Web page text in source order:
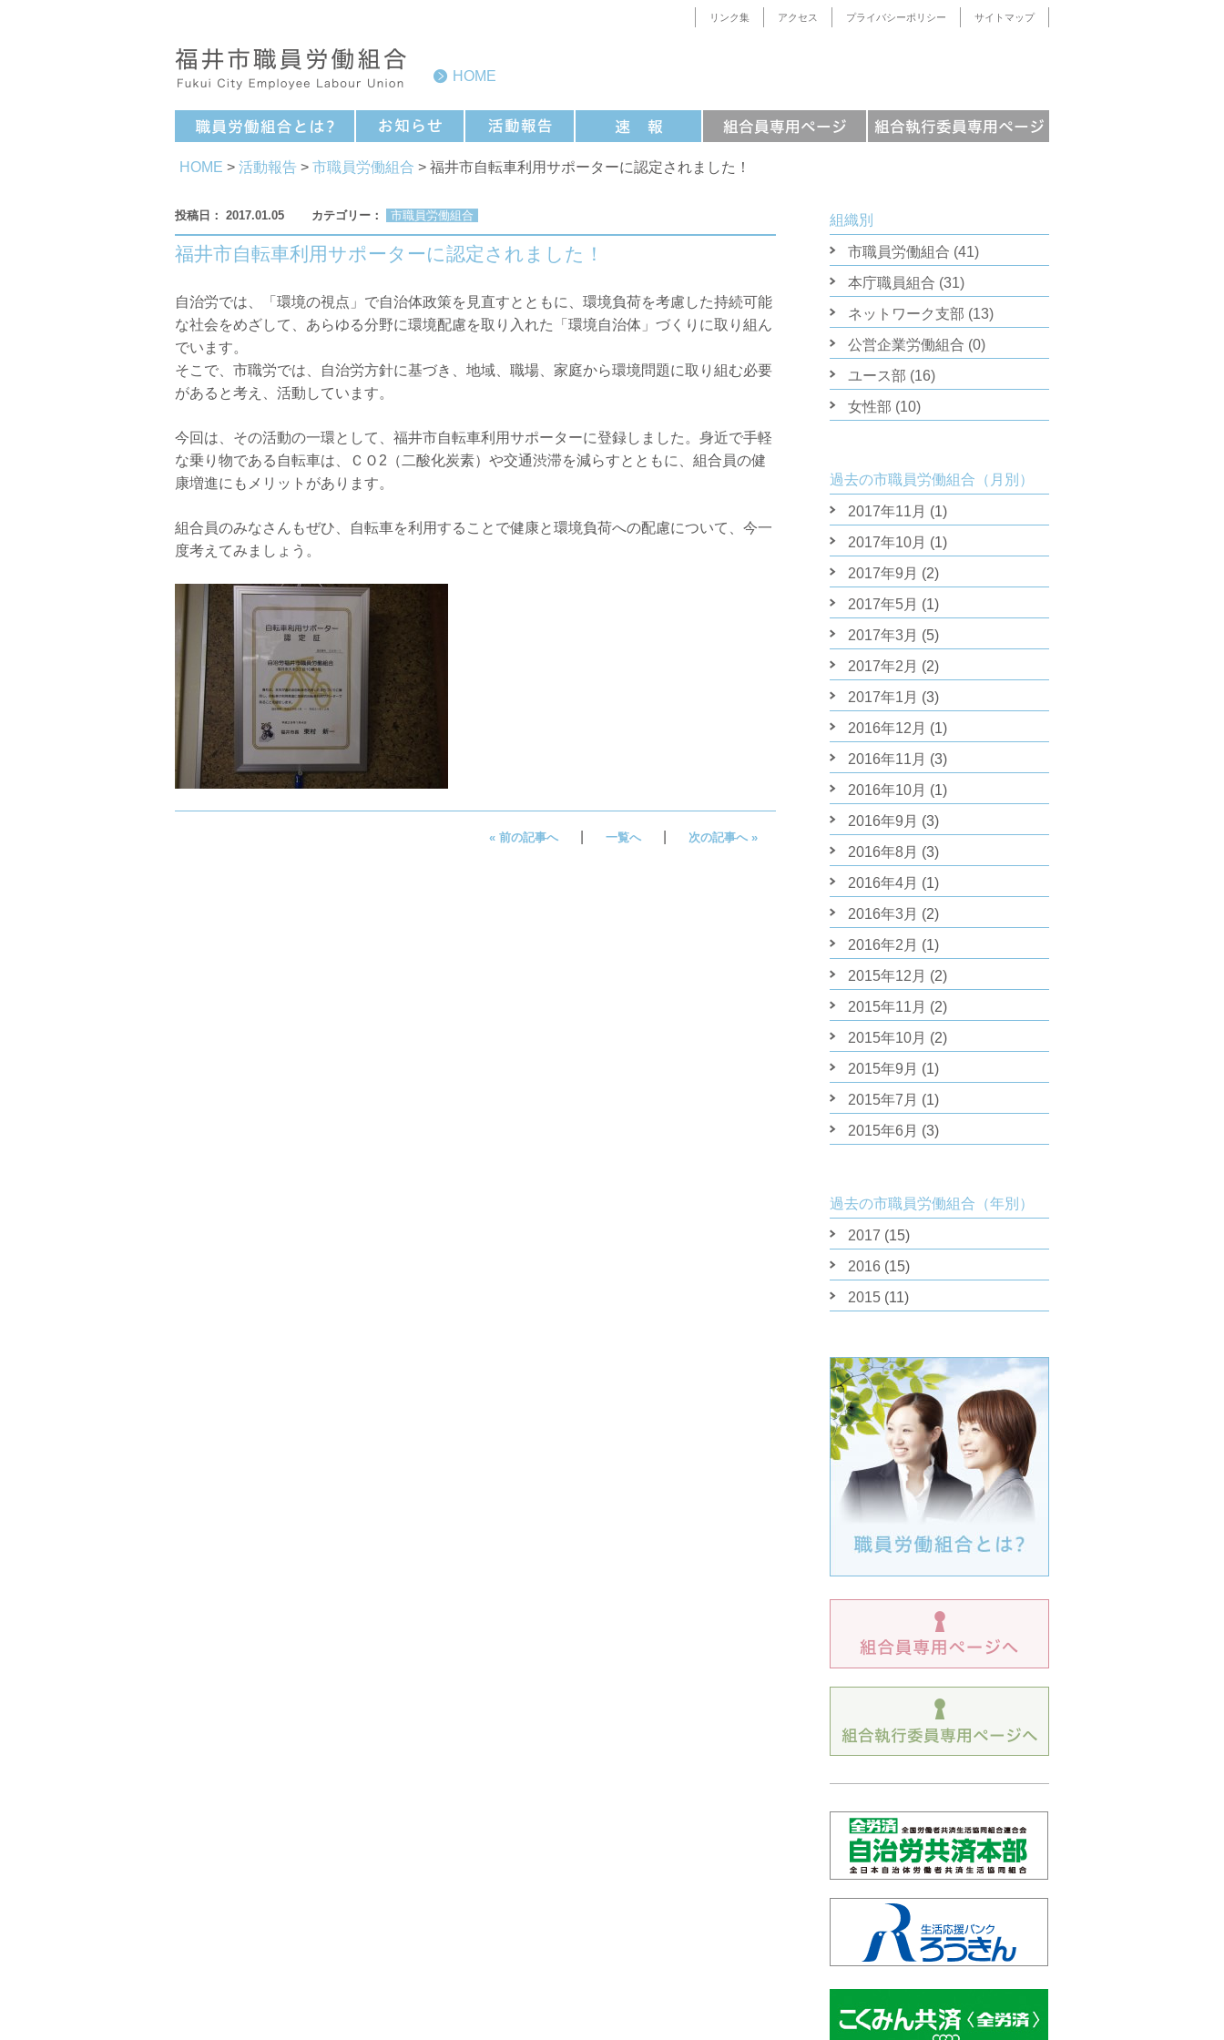
リンク集 アクセス プライバシーポリシー サイトマップ
HOME
HOME > 活動報告 > 市職員労働組合 > 福井市自転車利用サポーターに認定されました！
2017.01.05 市職員労働組合
福井市自転車利用サポーターに認定されました！
自治労では、「環境の視点」で自治体政策を見直すとともに、環境負荷を考慮した持続可能
な社会をめざして、あらゆる分野に環境配慮を取り入れた「環境自治体」づくりに取り組ん
でいます。
そこで、市職労では、自治労方針に基づき、地域、職場、家庭から環境問題に取り組む必要
があると考え、活動しています。
今回は、その活動の一環として、福井市自転車利用サポーターに登録しました。身近で手軽
な乗り物である自転車は、ＣＯ2（二酸化炭素）や交通渋滞を減らすとともに、組合員の健
康増進にもメリットがあります。
組合員のみなさんもぜひ、自転車を利用することで健康と環境負荷への配慮について、今一
度考えてみましょう。
« 前の記事へ 一覧へ 次の記事へ »
組織別
市職員労働組合 (41)
本庁職員組合 (31)
ネットワーク支部 (13)
公営企業労働組合 (0)
ユース部 (16)
女性部 (10)
過去の市職員労働組合（月別）
2017年11月 (1)
2017年10月 (1)
2017年9月 (2)
2017年5月 (1)
2017年3月 (5)
2017年2月 (2)
2017年1月 (3)
2016年12月 (1)
2016年11月 (3)
2016年10月 (1)
2016年9月 (3)
2016年8月 (3)
2016年4月 (1)
2016年3月 (2)
2016年2月 (1)
2015年12月 (2)
2015年11月 (2)
2015年10月 (2)
2015年9月 (1)
2015年7月 (1)
2015年6月 (3)
過去の市職員労働組合（年別）
2017 (15)
2016 (15)
2015 (11)